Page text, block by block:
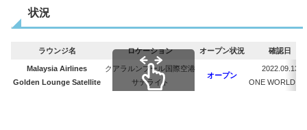
状況
ラウンジ名 ロケーション オープン状況 確認日
Malaysia Airlines
Golden Lounge Satellite
クアラルンプール国際空港
サテライト
オープン
2022.09.13
ONE WORLD